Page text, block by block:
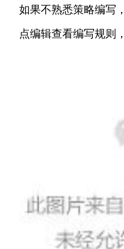
如果不熟悉策略编写
点编辑查看编写规则